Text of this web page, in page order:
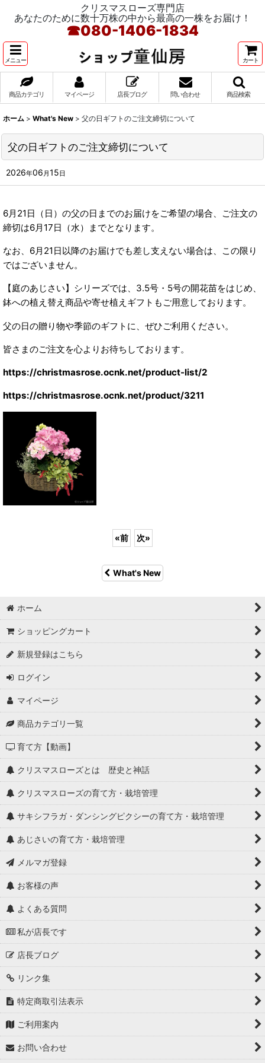
クリスマスローズ専門店
あなたのために数十万株の中から最高の一株をお届け！
☎080-1406-1834
メニュー カート
商品カテゴリ マイページ 店長ブログ 問い合わせ 商品検索
ホーム > What's New > 父の日ギフトのご注文締切について
父の日ギフトのご注文締切について
2026年06 月15日
6月21日（日）の父の日までのお届けをご希望の場合、ご注文の
締切は6月17日（水）までとなります。
なお、6月21日以降のお届けでも差し支えない場合は、この限り
ではございません。
【庭のあじさい】シリーズでは、3.5号・5号の開花苗をはじめ、
鉢への植え替え商品や寄せ植えギフトもご用意しております。
父の日の贈り物や季節のギフトに、ぜひご利用ください。
皆さまのご注文を心よりお待ちしております。
https://christmasrose.ocnk.net/product-list/2
https://christmasrose.ocnk.net/product/3211
«前 次»
What's New
ホーム
ショッピングカート
新規登録はこちら
ログイン
マイページ
商品カテゴリ一覧
育て方【動画】
クリスマスローズとは 歴史と神話
クリスマスローズの育て方・栽培管理
サキシフラガ・ダンシングピクシーの育て方・栽培管理
あじさいの育て方・栽培管理
メルマガ登録
お客様の声
よくある質問
私が店長です
店長ブログ
リンク集
特定商取引法表示
ご利用案内
お問い合わせ